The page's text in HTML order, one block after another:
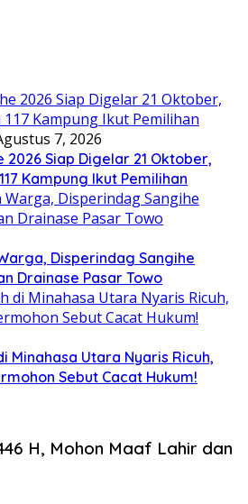
7, 2026
2026 Siap Digelar 21 Oktober,
Kampung Ikut Pemilihan
Disperindag Sangihe
Drainase Pasar Towo
Minahasa Utara Nyaris Ricuh,
Sebut Cacat Hukum!
H, Mohon Maaf Lahir dan